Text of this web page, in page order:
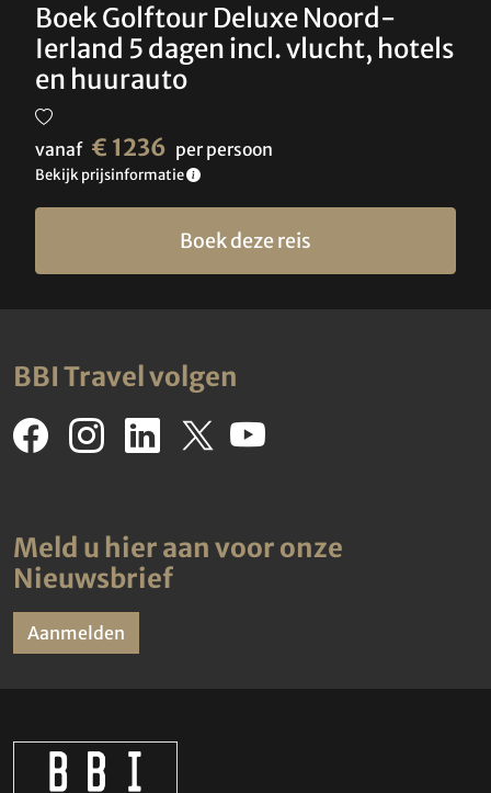
Boek Golftour Deluxe Noord-
Ierland 5 dagen incl. vlucht, hotels
en huurauto
vanaf € 1236 per persoon
Bekijk prijsinformatie
Boek deze reis
BBI Travel volgen
Meld u hier aan voor onze
Nieuwsbrief
Aanmelden